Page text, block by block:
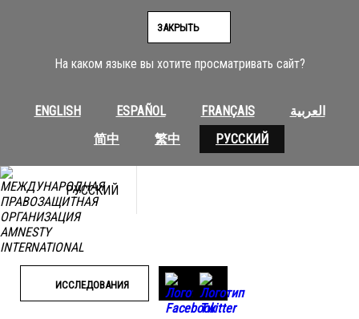
На каком языке вы хотите просматривать сайт?
ENGLISH ESPAÑOL FRANÇAIS
العربية
简中
繁中 РУССКИЙ
ЗАКРЫТЬ
РУССКИЙ
ИССЛЕДОВАНИЯ